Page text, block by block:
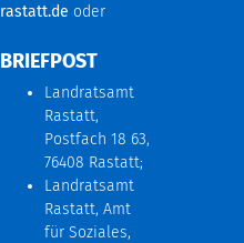
rastatt.de oder
BRIEFPOST
Landratsamt
Rastatt,
Postfach 18 63,
76408 Rastatt;
Landratsamt
Rastatt, Amt
für Soziales,